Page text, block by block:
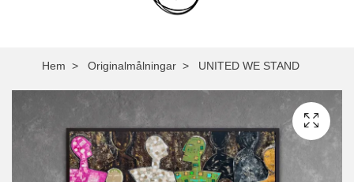
Hem Originalmålningar UNITED WE STAND